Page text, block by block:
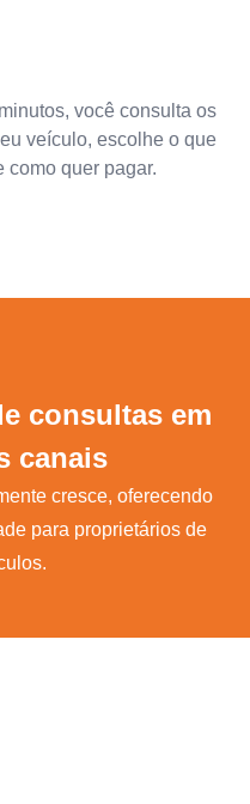
você consulta os
veículo, escolhe o que
como quer pagar.
consultas em
canais
cresce, oferecendo
para proprietários de